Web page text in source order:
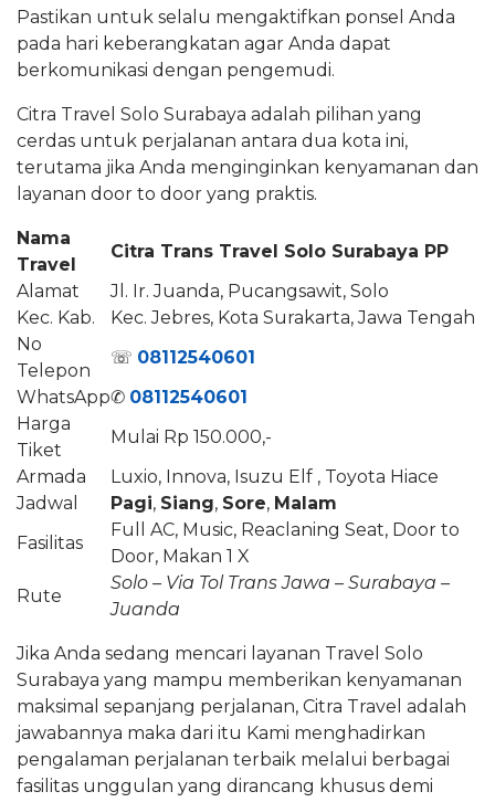
Pastikan untuk selalu mengaktifkan ponsel Anda
pada hari keberangkatan agar Anda dapat
berkomunikasi dengan pengemudi.
Citra Travel Solo Surabaya adalah pilihan yang
cerdas untuk perjalanan antara dua kota ini,
terutama jika Anda menginginkan kenyamanan dan
layanan door to door yang praktis.
Nama
Travel
Citra Trans Travel Solo Surabaya PP
Alamat
Jl. Ir. Juanda, Pucangsawit, Solo
Kec. Kab.
Kec. Jebres, Kota Surakarta, Jawa Tengah
No
Telepon
☏ 08112540601
WhatsApp✆ 08112540601
Harga
Tiket
Mulai Rp 150.000,-
Armada
Luxio, Innova, Isuzu Elf , Toyota Hiace
Jadwal
Pagi, Siang, Sore, Malam
Fasilitas
Full AC, Music, Reaclaning Seat, Door to
Door, Makan 1 X
Rute
Solo – Via Tol Trans Jawa – Surabaya –
Juanda
Jika Anda sedang mencari layanan Travel Solo
Surabaya yang mampu memberikan kenyamanan
maksimal sepanjang perjalanan, Citra Travel adalah
jawabannya maka dari itu Kami menghadirkan
pengalaman perjalanan terbaik melalui berbagai
fasilitas unggulan yang dirancang khusus demi